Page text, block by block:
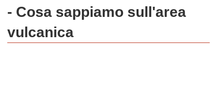
- Cosa sappiamo sull'area
vulcanica